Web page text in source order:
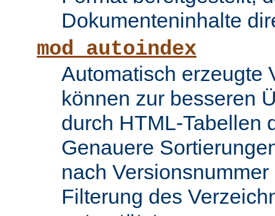
Dokumenteninhalte
mod_autoindex
Automatisch erzeugte
können zur besseren
durch HTML-Tabellen
Genauere
nach
Filterung des